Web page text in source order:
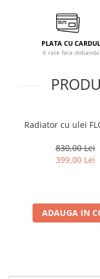
PLATA CU CARDUL
6 rate fara dobanda
Radiator cu ulei
830,00 Lei
399,00 Lei
ADAUGA IN